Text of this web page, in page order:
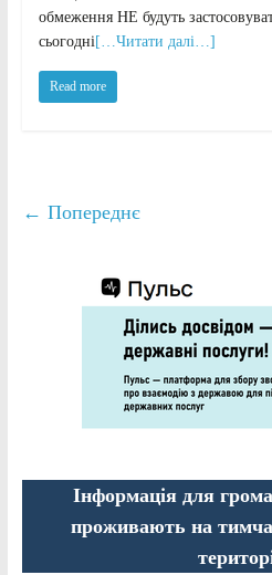
обмеження НЕ будуть
сьогодні[…Читати далі…]
Read more
← Попереднє
Інформація для
проживають на